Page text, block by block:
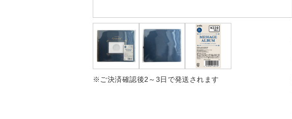
※ご決済確認後2～3日で発送されます